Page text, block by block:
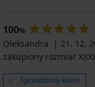
100%
Oleksandra
21. 12.
zakupiony rozmiar
Sprawdzony klient